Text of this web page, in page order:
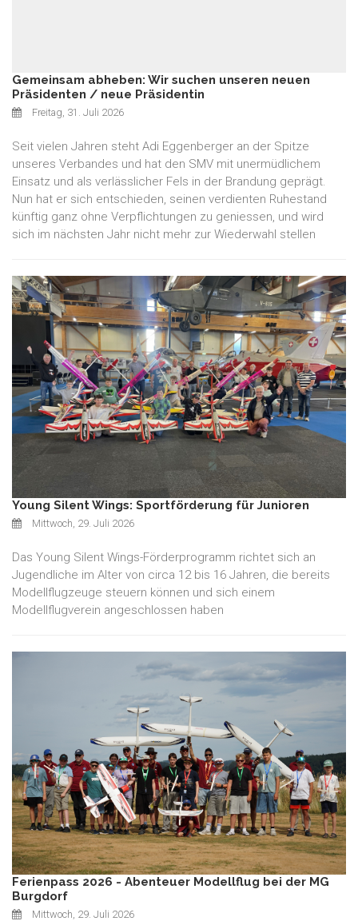
Gemeinsam abheben: Wir suchen unseren neuen
Präsidenten / neue Präsidentin
Freitag, 31. Juli 2026
Seit vielen Jahren steht Adi Eggenberger an der Spitze
unseres Verbandes und hat den SMV mit unermüdlichem
Einsatz und als verlässlicher Fels in der Brandung geprägt.
Nun hat er sich entschieden, seinen verdienten Ruhestand
künftig ganz ohne Verpflichtungen zu geniessen, und wird
sich im nächsten Jahr nicht mehr zur Wiederwahl stellen
Young Silent Wings: Sportförderung für Junioren
Mittwoch, 29. Juli 2026
Das Young Silent Wings-Förderprogramm richtet sich an
Jugendliche im Alter von circa 12 bis 16 Jahren, die bereits
Modellflugzeuge steuern können und sich einem
Modellflugverein angeschlossen haben
Ferienpass 2026 - Abenteuer Modellflug bei der MG
Burgdorf
Mittwoch, 29. Juli 2026